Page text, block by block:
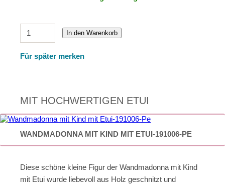
In den Warenkorb
Für später merken
MIT HOCHWERTIGEN ETUI
WANDMADONNA MIT KIND MIT ETUI-191006-PE
Diese schöne kleine Figur der Wandmadonna mit Kind
mit Etui wurde liebevoll aus Holz geschnitzt und